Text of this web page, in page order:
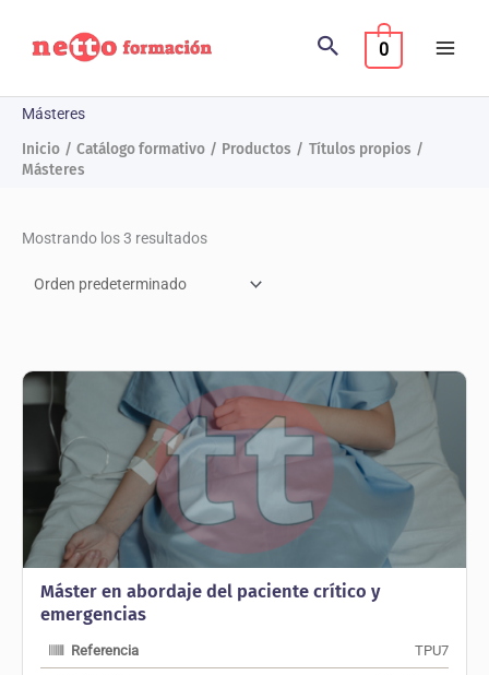
contenido
0
Másteres
Inicio Catálogo formativo Productos
Títulos propios
Másteres
Mostrando los 3 resultados
Máster en abordaje del paciente crítico y
emergencias
Referencia TPU7